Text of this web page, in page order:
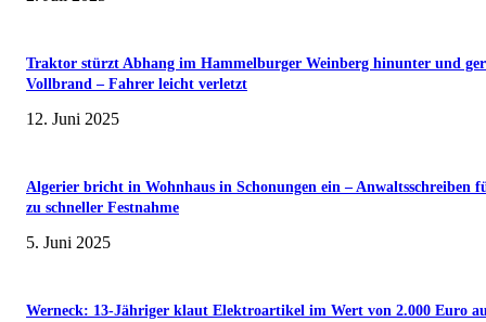
Traktor stürzt Abhang im Hammelburger Weinberg hinunter und
Vollbrand – Fahrer leicht verletzt
12. Juni 2025
Algerier bricht in Wohnhaus in Schonungen ein – Anwaltsschreiben
zu schneller Festnahme
5. Juni 2025
Werneck: 13-Jähriger klaut Elektroartikel im Wert von 2.000 Euro